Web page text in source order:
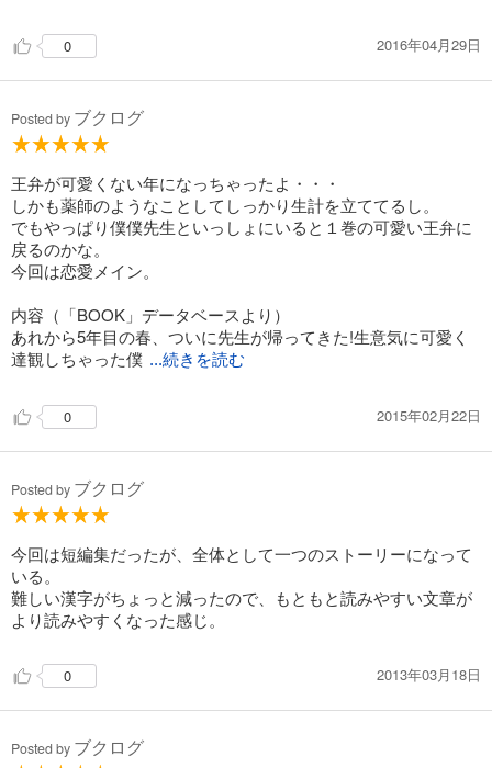
0 2016年04月29日
Posted by ブクログ
王弁が可愛くない年になっちゃったよ・・・
しかも薬師のようなことしてしっかり生計を立ててるし。
でもやっぱり僕僕先生といっしょにいると１巻の可愛い王弁に
戻るのかな。
今回は恋愛メイン。
内容（「BOOK」データベースより）
あれから5年目の春、ついに先生が帰ってきた!生意気に可愛く
達観しちゃった僕 ...続きを読む
0 2015年02月22日
Posted by ブクログ
今回は短編集だったが、全体として一つのストーリーになって
いる。
難しい漢字がちょっと減ったので、もともと読みやすい文章が
より読みやすくなった感じ。
0 2013年03月18日
Posted by ブクログ